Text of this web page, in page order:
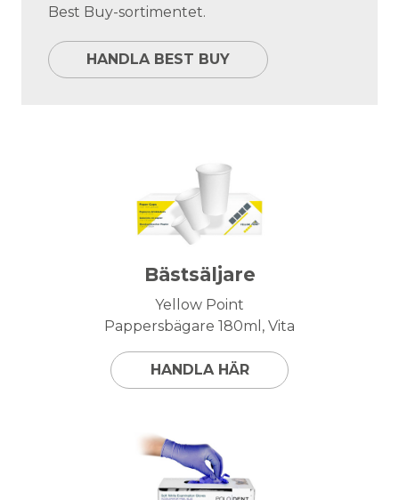
Best Buy-sortimentet.
HANDLA BEST BUY
Bästsäljare
Yellow Point
Pappersbägare 180ml, Vita
HANDLA HÄR